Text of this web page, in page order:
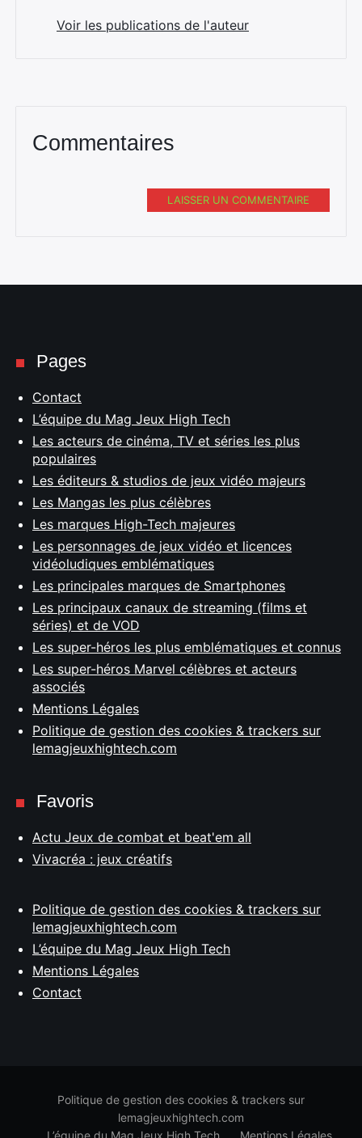
Voir les publications de l'auteur
Commentaires
LAISSER UN COMMENTAIRE
Pages
Contact
L’équipe du Mag Jeux High Tech
Les acteurs de cinéma, TV et séries les plus
populaires
Les éditeurs & studios de jeux vidéo majeurs
Les Mangas les plus célèbres
Les marques High-Tech majeures
Les personnages de jeux vidéo et licences
vidéoludiques emblématiques
Les principales marques de Smartphones
Les principaux canaux de streaming (films et
séries) et de VOD
Les super-héros les plus emblématiques et connus
Les super-héros Marvel célèbres et acteurs
associés
Mentions Légales
Politique de gestion des cookies & trackers sur
lemagjeuxhightech.com
Favoris
Actu Jeux de combat et beat'em all
Vivacréa : jeux créatifs
Politique de gestion des cookies & trackers sur
lemagjeuxhightech.com
L’équipe du Mag Jeux High Tech
Mentions Légales
Contact
Politique de gestion des cookies & trackers sur
lemagjeuxhightech.com
L’équipe du Mag Jeux High Tech
Mentions Légales